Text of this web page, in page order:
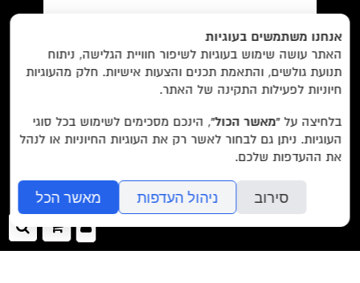
מאשר/ת אתתנאי השימוש והצטרפות למאגר הלקוחות וקבלת
הודעות מאתר זה בלבד (לא ספאם)
בשליחת הטופס אתם מאשרים אתמדיניות הפרטיותשל האתר.
EN/
Foreign Rights /
מבצעים /
ביקורות/ על לוקוס/ הסדרות/
הסופרים/
צרו קשר/
עוד באתר:
לוקוס הוצאה לאור Locus Publishing House
editor@locusbooks.co.il
עיצוב האתר: יעל רוזן
לאתר
ההזמנה
שלך
אנחנו משתמשים בעוגיות
האתר עושה שימוש בעוגיות לשיפור חוויית הגלישה, ניתוח
תנועת גולשים, והתאמת תכנים והצעות אישיות. חלק מהעוגיות
חיוניות לפעילות התקינה של האתר.
בלחיצה על“מאשר הכול”, הינכם מסכימים לשימוש בכל סוגי
העוגיות. ניתן גם לבחור לאשר רק את העוגיות החיוניות או לנהל
את ההעדפות שלכם.
סירוב ניהול העדפות מאשר הכל